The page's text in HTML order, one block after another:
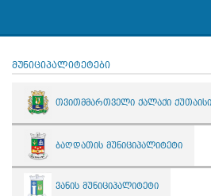
მუნიციპალიტეტები
თვითმმართველი ქალაქი ქუთაისი
ბაღდათის მუნიციპალიტეტი
ვანის მუნიციპალიტეტი